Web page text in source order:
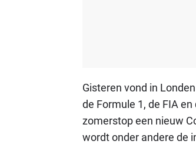
Gisteren vond in
de Formule 1, de FIA
zomerstop een nieuw
wordt onder andere de